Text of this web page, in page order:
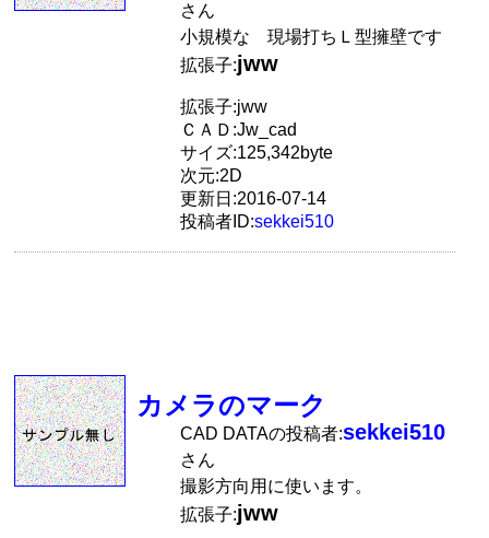
さん
小規模な 現場打ちＬ型擁壁です
拡張子:jww
拡張子:jww
ＣＡＤ:Jw_cad
サイズ:125,342byte
次元:2D
更新日:2016-07-14
投稿者ID:sekkei510
カメラのマーク
CAD DATAの投稿者:sekkei510
さん
撮影方向用に使います。
拡張子:jww